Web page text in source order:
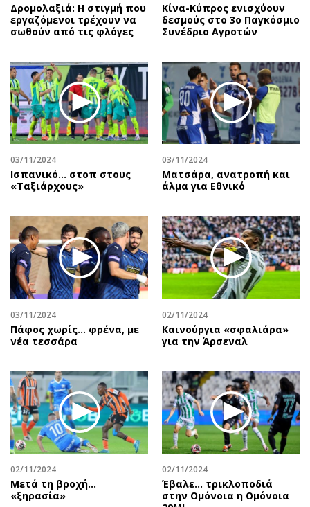
Δρομολαξιά: Η στιγμή που
εργαζόμενοι τρέχουν να
σωθούν από τις φλόγες
Κίνα-Κύπρος ενισχύουν
δεσμούς στο 3ο Παγκόσμιο
Συνέδριο Αγροτών
03/11/2024
Ισπανικό... στοπ στους
«Ταξιάρχους»
03/11/2024
Ματσάρα, ανατροπή και
άλμα για Εθνικό
03/11/2024
Πάφος χωρίς... φρένα, με
νέα τεσσάρα
02/11/2024
Καινούργια «σφαλιάρα»
για την Άρσεναλ
02/11/2024
Μετά τη βροχή…
«ξηρασία»
02/11/2024
Έβαλε… τρικλοποδιά
στην Ομόνοια η Ομόνοια